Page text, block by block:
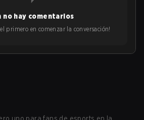
no hay comentarios
primero en comenzar la conversación!